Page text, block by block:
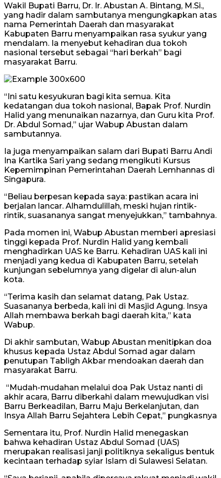
Wakil Bupati Barru, Dr. Ir. Abustan A. Bintang, M.Si.,
yang hadir dalam sambutanya mengungkapkan atas
nama Pemerintah Daerah dan masyarakat
Kabupaten Barru menyampaikan rasa syukur yang
mendalam. Ia menyebut kehadiran dua tokoh
nasional tersebut sebagai “hari berkah” bagi
masyarakat Barru.
“Ini satu kesyukuran bagi kita semua. Kita
kedatangan dua tokoh nasional, Bapak Prof. Nurdin
Halid yang menunaikan nazarnya, dan Guru kita Prof.
Dr. Abdul Somad,” ujar Wabup Abustan dalam
sambutannya.
Ia juga menyampaikan salam dari Bupati Barru Andi
Ina Kartika Sari yang sedang mengikuti Kursus
Kepemimpinan Pemerintahan Daerah Lemhannas di
Singapura.
“Beliau berpesan kepada saya: pastikan acara ini
berjalan lancar. Alhamdulillah, meski hujan rintik-
rintik, suasananya sangat menyejukkan,” tambahnya.
Pada momen ini, Wabup Abustan memberi apresiasi
tinggi kepada Prof. Nurdin Halid yang kembali
menghadirkan UAS ke Barru. Kehadiran UAS kali ini
menjadi yang kedua di Kabupaten Barru, setelah
kunjungan sebelumnya yang digelar di alun-alun
kota.
“Terima kasih dan selamat datang, Pak Ustaz.
Suasananya berbeda, kali ini di Masjid Agung. Insya
Allah membawa berkah bagi daerah kita,” kata
Wabup.
Di akhir sambutan, Wabup Abustan menitipkan doa
khusus kepada Ustaz Abdul Somad agar dalam
penutupan Tabligh Akbar mendoakan daerah dan
masyarakat Barru.
“Mudah-mudahan melalui doa Pak Ustaz nanti di
akhir acara, Barru diberkahi dalam mewujudkan visi
Barru Berkeadilan, Barru Maju Berkelanjutan, dan
Insya Allah Barru Sejahtera Lebih Cepat,” pungkasnya
Sementara itu, Prof. Nurdin Halid menegaskan
bahwa kehadiran Ustaz Abdul Somad (UAS)
merupakan realisasi janji politiknya sekaligus bentuk
kecintaan terhadap syiar Islam di Sulawesi Selatan.